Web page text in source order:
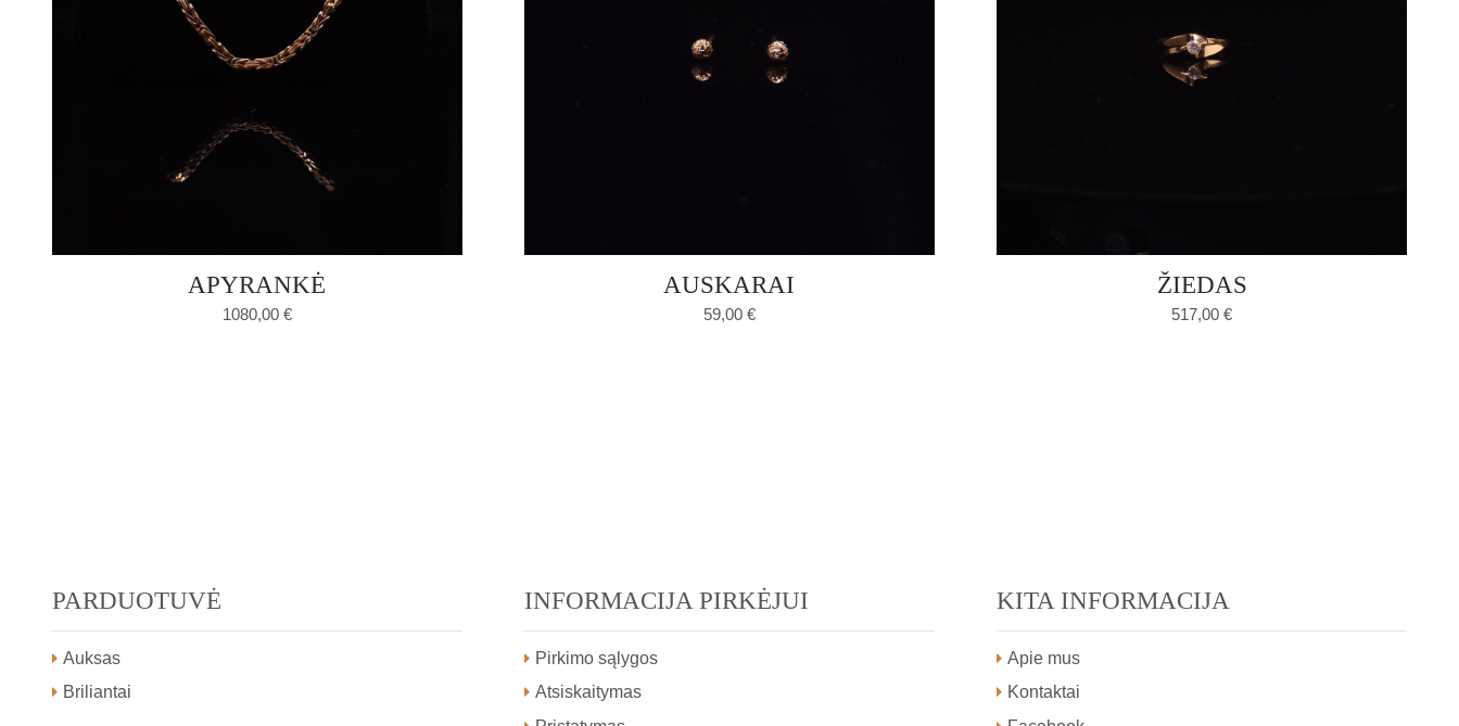
APYRANKĖ
1080,00 €
AUSKARAI
59,00 €
ŽIEDAS
517,00€
PARDUOTUVĖ
Auksas
Briliantai
INFORMACIJA PIRKĖJUI
Pirkimo sąlygos
Atsiskaitymas
KITA INFORMACIJA
Apie mus
Kontaktai